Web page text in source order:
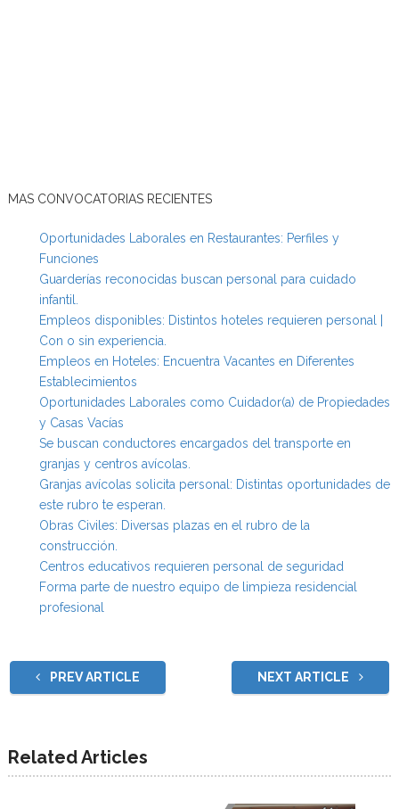
MAS CONVOCATORIAS RECIENTES
Oportunidades Laborales en Restaurantes: Perfiles y
Funciones
Guarderías reconocidas buscan personal para cuidado
infantil.
Empleos disponibles: Distintos hoteles requieren personal |
Con o sin experiencia.
Empleos en Hoteles: Encuentra Vacantes en Diferentes
Establecimientos
Oportunidades Laborales como Cuidador(a) de Propiedades
y Casas Vacías
Se buscan conductores encargados del transporte en
granjas y centros avícolas.
Granjas avícolas solicita personal: Distintas oportunidades de
este rubro te esperan.
Obras Civiles: Diversas plazas en el rubro de la
construcción.
Centros educativos requieren personal de seguridad
Forma parte de nuestro equipo de limpieza residencial
profesional
PREV ARTICLE NEXT ARTICLE
Related Articles